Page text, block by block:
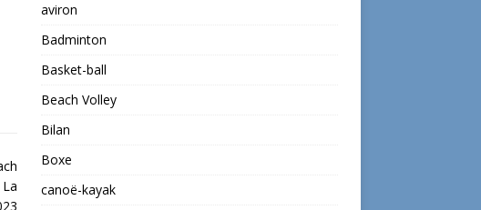
aviron
Badminton
Basket-ball
Beach Volley
Bilan
Boxe
canoë-kayak